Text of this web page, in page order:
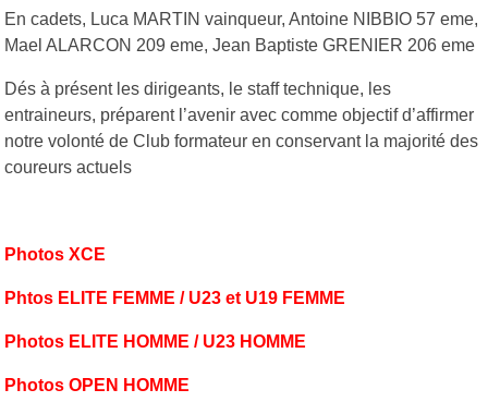
En cadets, Luca MARTIN vainqueur, Antoine NIBBIO 57 eme,
Mael ALARCON 209 eme, Jean Baptiste GRENIER 206 eme
Dés à présent les dirigeants, le staff technique, les
entraineurs, préparent l’avenir avec comme objectif d’affirmer
notre volonté de Club formateur en conservant la majorité des
coureurs actuels
Photos XCE
Phtos ELITE FEMME / U23 et U19 FEMME
Photos ELITE HOMME / U23 HOMME
Photos OPEN HOMME